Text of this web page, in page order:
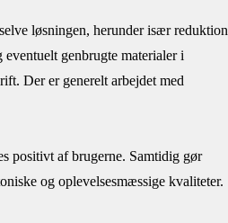
løsningen, herunder især reduktion
genbrugte materialer i
Der er generelt arbejdet med
positivt af brugerne. Samtidig gør
og oplevelsesmæssige kvaliteter.